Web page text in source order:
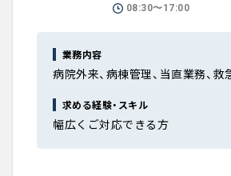
08:30〜17:00
業務内容
病院外来、病棟管理、当直業務、救
求める経験・スキル
幅広くご対応できる方